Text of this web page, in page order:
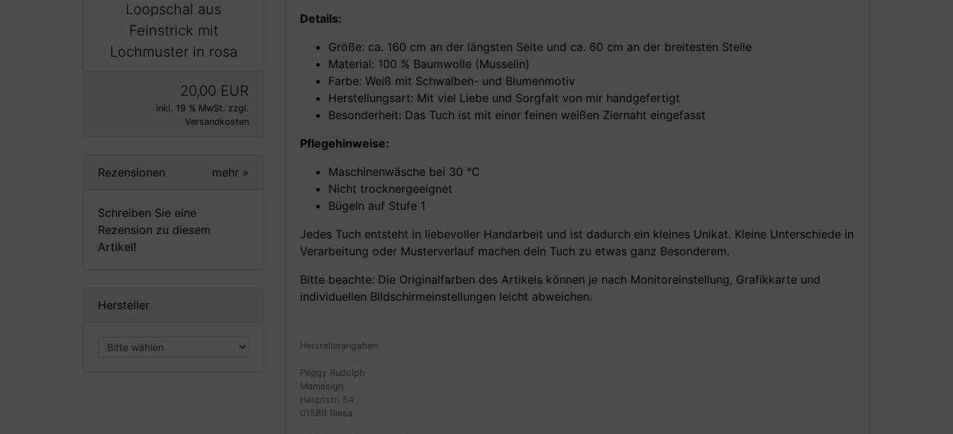
Loopschal aus
Feinstrick mit
Lochmuster in rosa
20,00 EUR
inkl. 19 % MwSt. zzgl.
Versandkosten
Rezensionen mehr »
Schreiben Sie eine
Rezension zu diesem
Artikel!
Hersteller
Details:
Größe: ca. 160 cm an der längsten Seite und ca. 60 cm an der breitesten Stelle
Material: 100 % Baumwolle (Musselin)
Farbe: Weiß mit Schwalben- und Blumenmotiv
Herstellungsart: Mit viel Liebe und Sorgfalt von mir handgefertigt
Besonderheit: Das Tuch ist mit einer feinen weißen Ziernaht eingefasst
Pflegehinweise:
Maschinenwäsche bei 30 °C
Nicht trocknergeeignet
Bügeln auf Stufe 1
Jedes Tuch entsteht in liebevoller Handarbeit und ist dadurch ein kleines Unikat. Kleine Unterschiede in
Verarbeitung oder Musterverlauf machen dein Tuch zu etwas ganz Besonderem.
Bitte beachte: Die Originalfarben des Artikels können je nach Monitoreinstellung, Grafikkarte und
individuellen Bildschirmeinstellungen leicht abweichen.
Herstellerangaben:
Peggy Rudolph
Mamasign
Hauptstr. 54
01589 Riesa